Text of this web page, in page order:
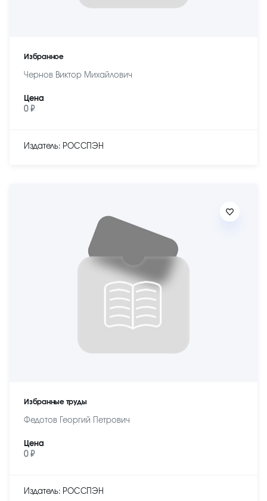
Избранное
Чернов Виктор Михайлович
Цена
0 ₽
Издатель: РОССПЭН
Избранные труды
Федотов Георгий Петрович
Цена
0 ₽
Издатель: РОССПЭН